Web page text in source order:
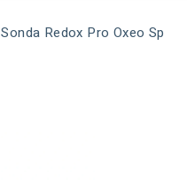
Sonda Redox Pro Oxeo Sp